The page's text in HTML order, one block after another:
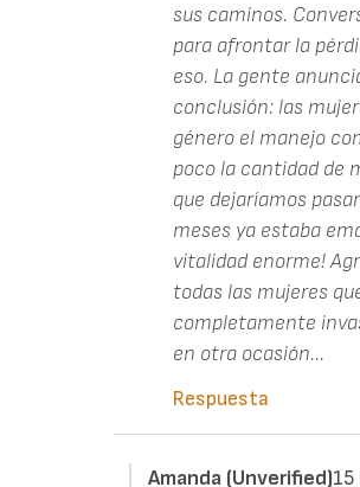
sus caminos.
para afrontar la
eso. La gente
conclusión: las
género el manejo
poco la cantidad de
que dejaríamos
meses ya estaba
vitalidad enorme!
todas las mujeres
completamente
en otra ocasión...
Respuesta
Amanda (unverified)15